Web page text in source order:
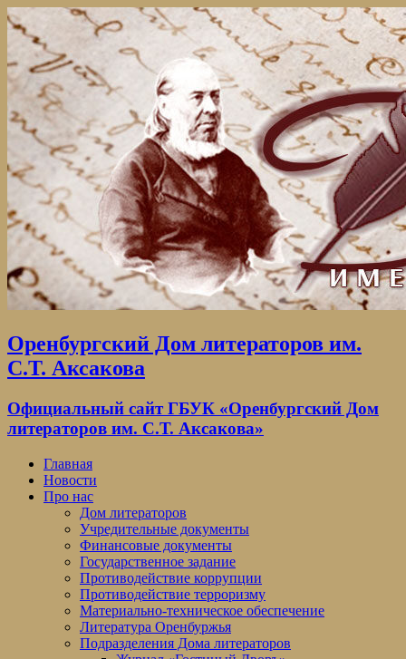
Оренбургский Дом литераторов им.
С.Т. Аксакова
Официальный сайт ГБУК «Оренбургский Дом
литераторов им. С.Т. Аксакова»
Главная
Новости
Про нас
Дом литераторов
Учредительные документы
Финансовые документы
Государственное задание
Противодействие коррупции
Противодействие терроризму
Материально-техническое обеспечение
Литература Оренбуржья
Подразделения Дома литераторов